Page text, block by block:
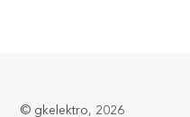
© gkelektro, 2026